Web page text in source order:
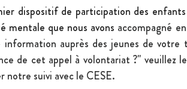
dispositif de participation des
mentale que nous avons accompagné
auprès des jeunes de
de cet appel à volontariat ?" veuillez
suivi avec le CESE.